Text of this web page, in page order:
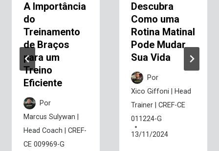
A Importância
do
Treinamento
de Braços
para um
Treino
Eficiente
Por
Marcus Sulywan |
Head Coach | CREF-
CE 009969-G
Descubra
Como uma
Rotina Matinal
Pode Mudar
Sua Vida
Por
Xico Giffoni | Head
Trainer | CREF-CE
011224-G
13/11/2024